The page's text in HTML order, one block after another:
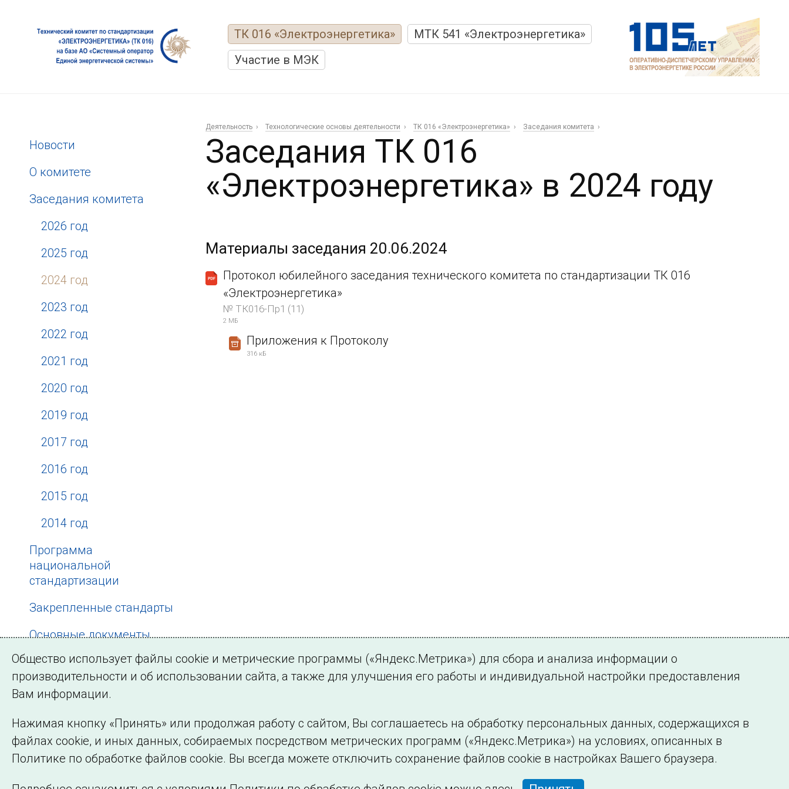
ТК 016 «Электроэнергетика»
МТК 541 «Электроэнергетика»
Участие в МЭК
Новости
О комитете
Заседания комитета
2026 год
2025 год
2024 год
2023 год
2022 год
2021 год
2020 год
2019 год
2017 год
2016 год
2015 год
2014 год
Программа
национальной
стандартизации
Закрепленные стандарты
Основные документы
Нормативная база
Деятельность Технологические основы деятельности ТК 016 «Электроэнергетика» Заседания комитета
Заседания ТК 016
«Электроэнергетика» в 2024 году
Материалы заседания 20.06.2024
Протокол юбилейного заседания технического комитета по стандартизации ТК 016
«Электроэнергетика»
№ ТК016-Пр1 (11)
2 МБ
Приложения к Протоколу
316 кБ
©2005–2026 АО «СО ЕЭС» Филиалы и представительства Использование информации Сведения об образовательной организации
Общество использует файлы cookie и метрические программы («Яндекс.Метрика») для сбора и анализа информации о
производительности и об использовании сайта, а также для улучшения его работы и индивидуальной настройки предоставления
Вам информации.
Нажимая кнопку «Принять» или продолжая работу с сайтом, Вы соглашаетесь на обработку персональных данных, содержащихся в
файлах cookie, и иных данных, собираемых посредством метрических программ («Яндекс.Метрика») на условиях, описанных в
Политике по обработке файлов cookie. Вы всегда можете отключить сохранение файлов cookie в настройках Вашего браузера.